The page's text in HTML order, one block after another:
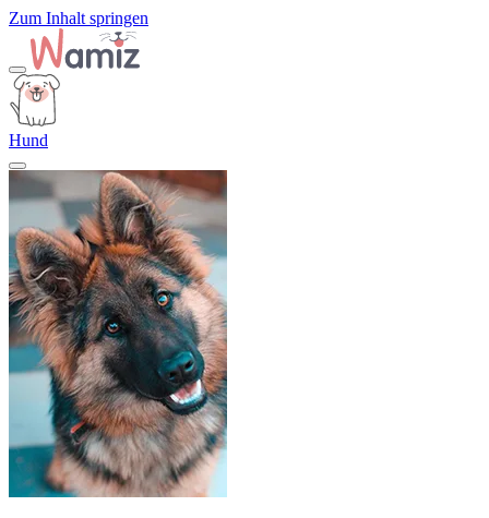
Zum Inhalt springen
Hund